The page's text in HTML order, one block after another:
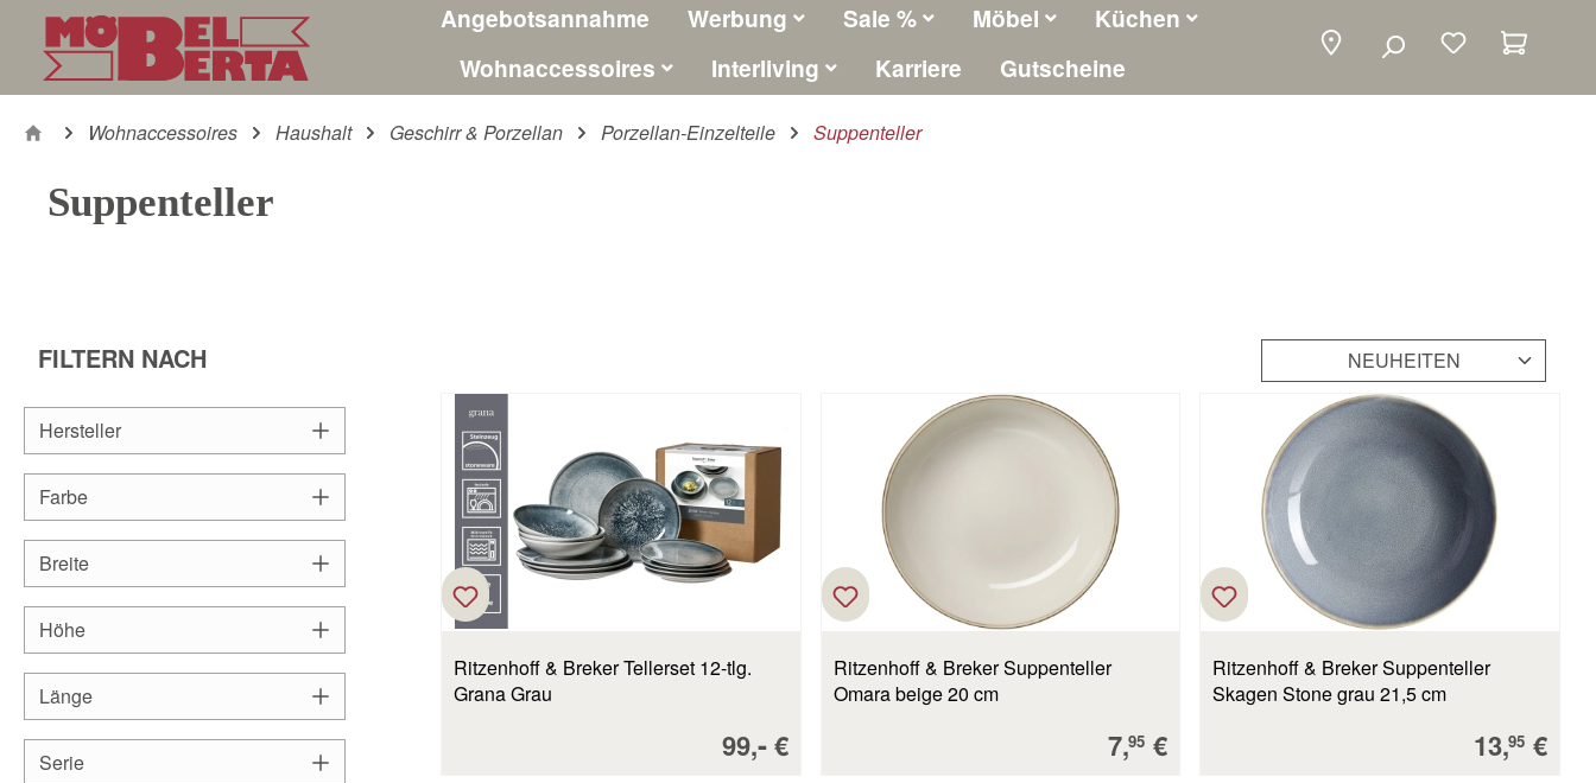
Hauptinhalt springen
Zur Suche springen
Zur Hauptnavigation springen Angebotsannahme Werbung Sale % Möbel
Küchen
Wohnaccessoires
Interliving Karriere Gutscheine
Wohnaccessoires Haushalt Geschirr & Porzellan Porzellan-Einzelteile Suppenteller
Suppenteller
FILTERN NACH
Hersteller
Farbe
Breite
Höhe
Länge
Serie
Ritzenhoff & Breker Tellerset 12-tlg.
Grana Grau
Verkaufspreis:
99,-€
Ritzenhoff & Breker Suppenteller
Omara beige 20 cm
Verkaufspreis:
7,95 €
Ritzenhoff & Breker Suppenteller
Skagen Stone grau 21,5 cm
13,95 €